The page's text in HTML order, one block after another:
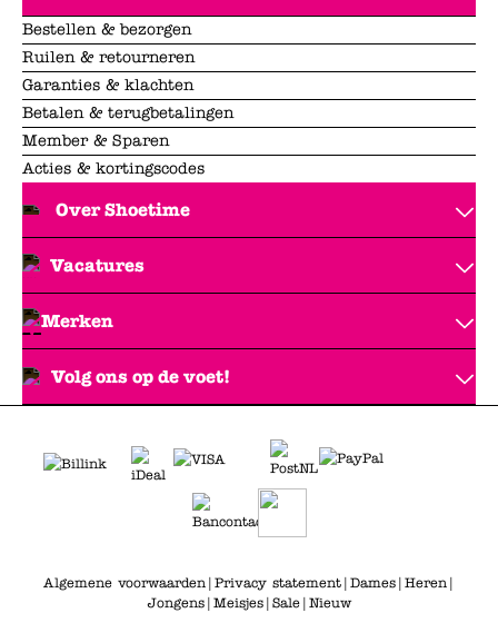
Bestellen & bezorgen
Ruilen & retourneren
Garanties & klachten
Betalen & terugbetalingen
Member & Sparen
Acties & kortingscodes
Over Shoetime
Vacatures
Merken
Volg ons op de voet!
Algemene voorwaarden| Privacy statement| Dames| Heren|
Jongens| Meisjes| Sale| Nieuw